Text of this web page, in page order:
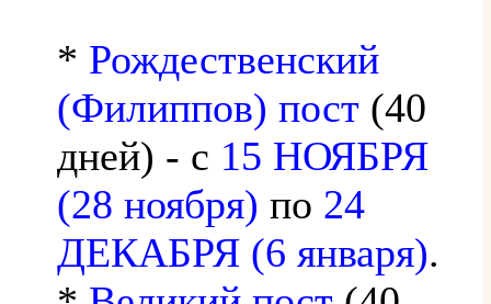
* Рождественский
(Филиппов) пост (40
дней) - с 15 НОЯБРЯ
(28 ноября) по 24
ДЕКАБРЯ (6 января).